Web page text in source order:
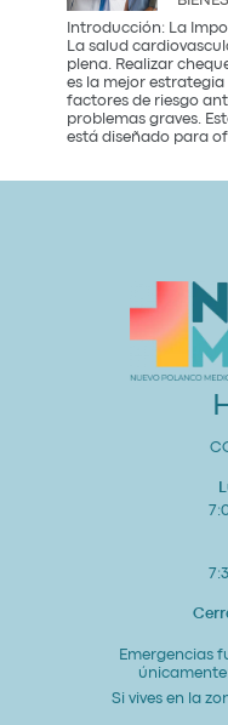
Introducción: La
La salud
plena. Realizar
es la mejor
factores de riesgo
problemas graves.
está diseñado para
Emergencias
Si vives en la